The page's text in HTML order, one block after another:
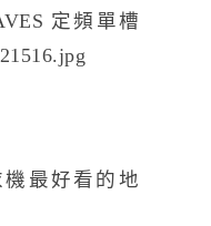
最好看的地